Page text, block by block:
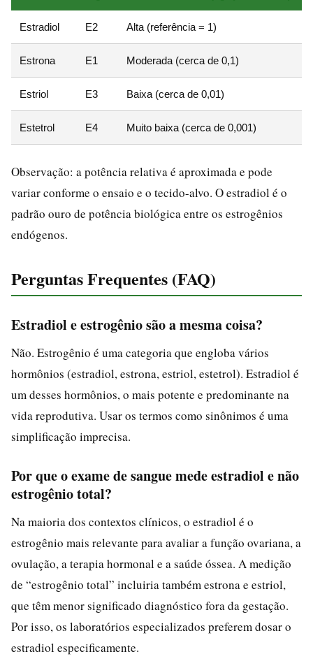
Estradiol E2 Alta (referência = 1)
Estrona E1 Moderada (cerca de 0,1)
Estriol E3 Baixa (cerca de 0,01)
Estetrol E4 Muito baixa (cerca de 0,001)
Observação: a potência relativa é aproximada e pode
variar conforme o ensaio e o tecido-alvo. O estradiol é o
padrão ouro de potência biológica entre os estrogênios
endógenos.
Perguntas Frequentes (FAQ)
Estradiol e estrogênio são a mesma coisa?
Não. Estrogênio é uma categoria que engloba vários
hormônios (estradiol, estrona, estriol, estetrol). Estradiol é
um desses hormônios, o mais potente e predominante na
vida reprodutiva. Usar os termos como sinônimos é uma
simplificação imprecisa.
Por que o exame de sangue mede estradiol e não
estrogênio total?
Na maioria dos contextos clínicos, o estradiol é o
estrogênio mais relevante para avaliar a função ovariana, a
ovulação, a terapia hormonal e a saúde óssea. A medição
de “estrogênio total” incluiria também estrona e estriol,
que têm menor significado diagnóstico fora da gestação.
Por isso, os laboratórios especializados preferem dosar o
estradiol especificamente.